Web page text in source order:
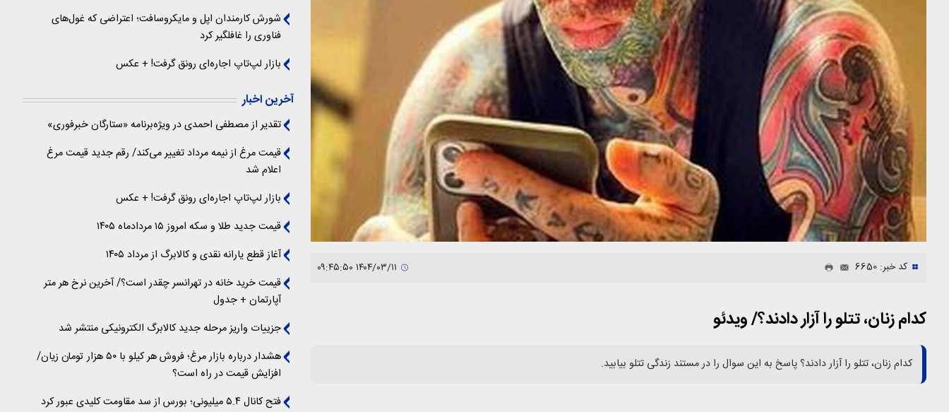
کد خبر: 6650
کدام زنان، تتلو را آزار دادند؟/ ویدئو
کدام زنان، تتلو را آزار دادند؟ پاسخ به این سوال را در مستند زندگی تتلو بیابید.
شورش کارمندان اپل و مایکروسافت؛ اعتراضی که غول‌های
فناوری را غافلگیر کرد
بازار لپ‌تاپ اجاره‌ای رونق گرفت! + عکس
آخرین اخبار
تقدیر از مصطفی احمدی در ویژه‌برنامه «ستارگان خبرفوری»
قیمت مرغ از نیمه مرداد تغییر می‌کند/ رقم جدید قیمت مرغ
اعلام شد
بازار لپ‌تاپ اجاره‌ای رونق گرفت! + عکس
قیمت جدید طلا و سکه امروز ۱۵ مردادماه ۱۴۰۵
آغاز قطع یارانه نقدی و کالابرگ از مرداد ۱۴۰۵
قیمت خرید خانه در تهرانسر چقدر است؟/ آخرین نرخ هر متر
آپارتمان + جدول
جزییات واریز مرحله جدید کالابرگ الکترونیکی منتشر شد
هشدار درباره بازار مرغ؛ فروش هر کیلو با ۵۰ هزار تومان زیان/
افزایش قیمت در راه است؟
فتح کانال ۵.۴ میلیونی؛ بورس از سد مقاومت کلیدی عبور کرد